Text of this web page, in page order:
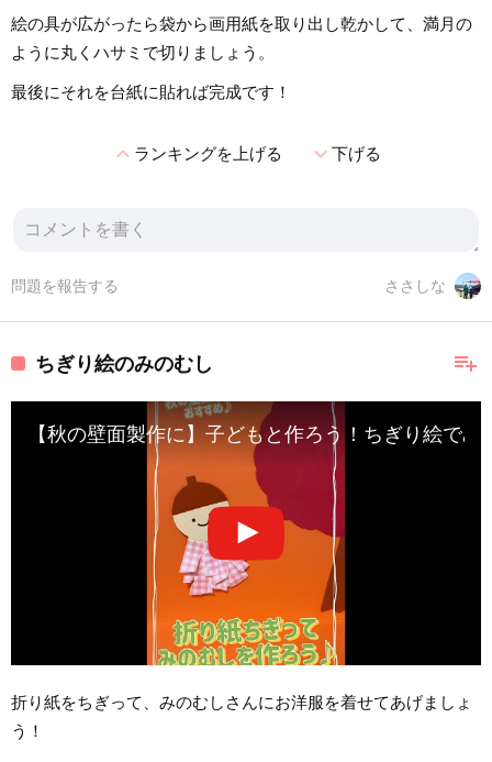
絵の具が広がったら袋から画用紙を取り出し乾かして、満月の
ように丸くハサミで切りましょう。
最後にそれを台紙に貼れば完成です！
expand_lessランキングを上げる expand_more下げる
ささしな
問題を報告する
playlist_add
ちぎり絵のみのむし
【秋の壁面製作に】子どもと作ろう！ちぎり絵で
折り紙をちぎって、みのむしさんにお洋服を着せてあげましょ
う！